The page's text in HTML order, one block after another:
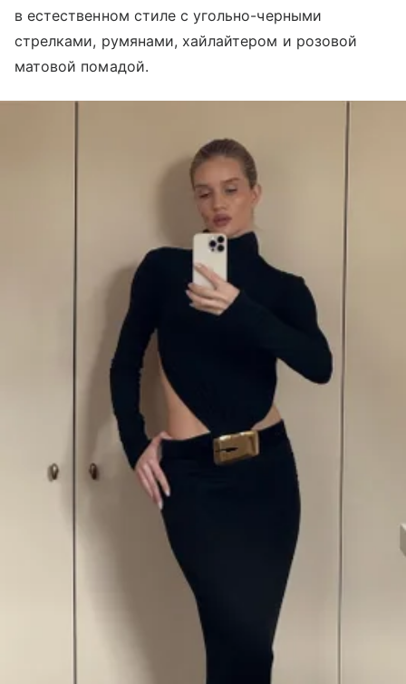
в естественном стиле с угольно-черными
стрелками, румянами, хайлайтером и розовой
матовой помадой.